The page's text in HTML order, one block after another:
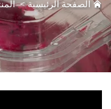
الصفحة الرئيسية>